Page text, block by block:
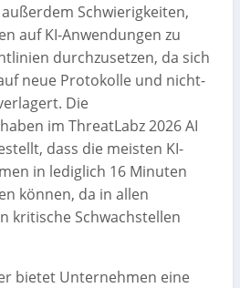
Schwierigkeiten,
auf KI-Anwendungen zu
durchzusetzen, da sich
neue Protokolle und nicht-
Die
im ThreatLabz 2026 AI
dass die meisten KI-
in lediglich 16 Minuten
können, da in allen
kritische Schwachstellen
bietet Unternehmen eine